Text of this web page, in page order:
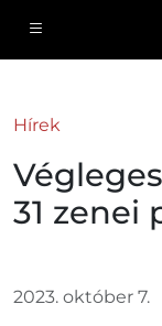
Hírek
31 zenei
2023. október 7.